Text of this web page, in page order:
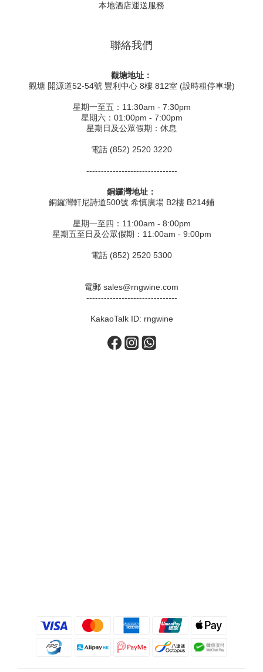
本地酒店運送服務
聯絡我們
觀塘地址：
觀塘 開源道52-54號 豐利中心 8樓 812室 (設時租停車場)
星期一至五：11:30am - 7:30pm
星期六：01:00pm - 7:00pm
星期日及公眾假期：休息
電話 (852) 2520 3220
-------------------------------
銅鑼灣地址：
銅鑼灣軒尼詩道500號 希慎廣場 B2樓 B214鋪
星期一至四：11:00am - 8:00pm
星期五至日及公眾假期：11:00am - 9:00pm
電話 (852) 2520 5300
電郵 sales@rngwine.com
-------------------------------
KakaoTalk ID: rngwine